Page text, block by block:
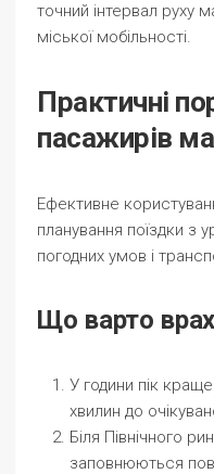
точний інтервал руху
міської мобільності.
Практичні
пасажирів
Ефективне
планування поїздки з
погодних умов і
Що варто
У години пік
хвилин до
Біля Північного
заповнюються